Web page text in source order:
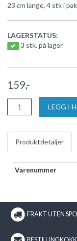
23 cm lange, 4 stk i
LAGERSTATUS:
3 stk. på lager
159,-
LEGG I
Produktdetaljer
Varenummer
FRAKT UTEN